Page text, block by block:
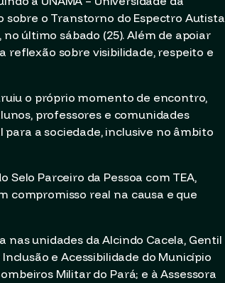
sobre o Transtorno do Espectro Autista
no último sábado (25). Além de apoiar
reflexão sobre visibilidade, respeito e
o próprio momento de encontro,
professores e comunidades
a sociedade, inclusive no âmbito
Parceiro da Pessoa com TEA,
compromisso real na causa e que
nas unidades da Alcindo Cacela, Gentil
e Acessibilidade do Município
Militar do Pará; e à Assessora